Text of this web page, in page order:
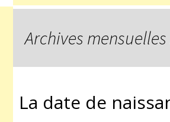
Archives
La date de